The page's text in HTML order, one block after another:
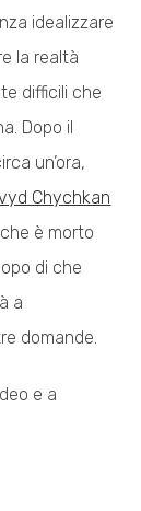
idealizzare
la realtà
difficili che
Dopo il
un’ora,
Chychkan
è morto
di che
a
domande.
e a